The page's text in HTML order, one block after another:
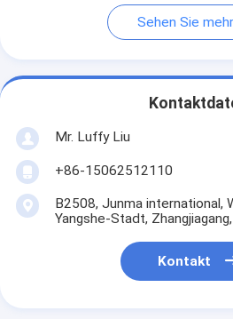
Sehen Sie
Mr. Luffy Liu
+86-15062512110
B2508, Junma international,
Yangshe-Stadt,
Kontakt